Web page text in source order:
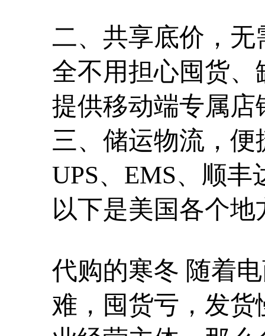
二、共享底价，
全不用担心囤货
提供移动端专属
三、储运物流，便
UPS、EMS、顺
以下是美国各个
代购的寒冬 随着
难，囤货亏，发